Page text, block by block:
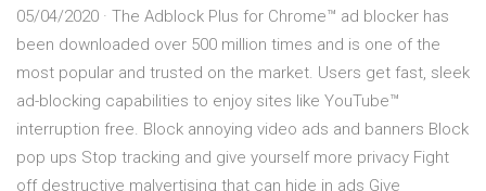
05/04/2020 · The Adblock Plus for Chrome™ ad blocker has
been downloaded over 500 million times and is one of the
most popular and trusted on the market. Users get fast, sleek
ad-blocking capabilities to enjoy sites like YouTube™
interruption free. Block annoying video ads and banners Block
pop ups Stop tracking and give yourself more privacy Fight
off destructive malvertising that can hide in ads Give